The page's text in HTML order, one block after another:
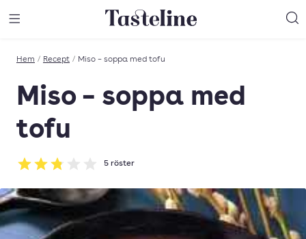
Till Tastelines startsida
Hem / Recept / Miso – soppa med tofu
Miso – soppa med
tofu
Betyg: 2.8 av 5
5 röster